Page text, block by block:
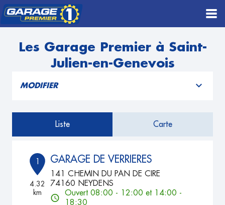
Les Garage Premier à Saint-
Julien-en-Genevois
MODIFIER
Liste Carte
1
4.32
km
GARAGE DE VERRIERES
141 CHEMIN DU PAN DE CIRE
74160 NEYDENS
Ouvert 08:00 - 12:00 et 14:00 -
18:30